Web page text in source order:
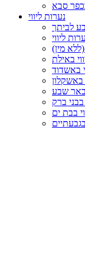
סבא
נערות ליווי
לביתך
ליווי
באילת
באשדוד
באשקלון
שבע
בבני ברק
בבת ים